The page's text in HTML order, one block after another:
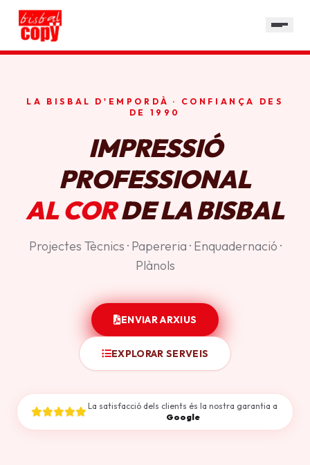
HORARI
LA BISBAL D'EMPORDÀ · CONFIANÇA DES
DE 1990
IMPRESSIÓ
PROFESSIONAL
AL CORDE LA BISBAL
Projectes Tècnics · Papereria · Enquadernació ·
Plànols
ENVIAR ARXIUS
EXPLORAR SERVEIS
La satisfacció dels clients és la nostra garantia a
Google